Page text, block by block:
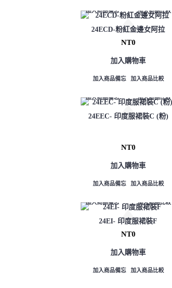
加入商品備忘 加入商品比較
24ECD-粉紅金邊女阿拉
NT0
加入購物車
加入商品備忘 加入商品比較
加入商品備忘 加入商品比較
24EEC- 印度服裙裝C (粉)
NT0
加入購物車
加入商品備忘 加入商品比較
加入商品備忘 加入商品比較
24EI- 印度服裙裝F
NT0
加入購物車
加入商品備忘 加入商品比較